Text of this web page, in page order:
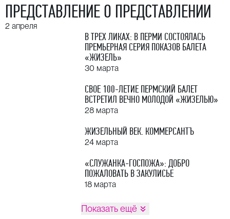
ПРЕДСТАВЛЕНИЕ О ПРЕДСТАВЛЕНИИ
2 апреля
​В ТРЕХ ЛИКАХ: В ПЕРМИ СОСТОЯЛАСЬ
ПРЕМЬЕРНАЯ СЕРИЯ ПОКАЗОВ БАЛЕТА
«ЖИЗЕЛЬ»
30 марта
СВОЕ 100-ЛЕТИЕ ПЕРМСКИЙ БАЛЕТ
ВСТРЕТИЛ ВЕЧНО МОЛОДОЙ «ЖИЗЕЛЬЮ»
28 марта
ЖИЗЕЛЬНЫЙ ВЕК. КОММЕРСАНТЪ
24 марта
«СЛУЖАНКА-ГОСПОЖА»: ДОБРО
ПОЖАЛОВАТЬ В ЗАКУЛИСЬЕ
18 марта
Показать ещё